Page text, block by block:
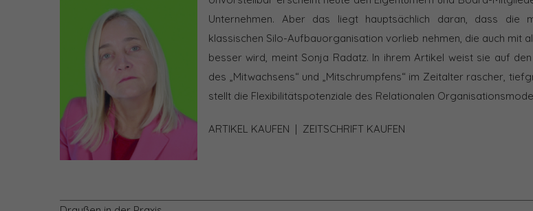
Unternehmen. Aber das liegt hauptsächlich daran, dass die
klassischen Silo-Aufbauorganisation vorlieb nehmen, die auch mit
besser wird, meint Sonja Radatz. In ihrem Artikel weist sie auf
des „Mitwachsens“ und „Mitschrumpfens“ im Zeitalter rascher,
stellt die Flexibilitätspotenziale des Relationalen
ARTIKEL KAUFEN ZEITSCHRIFT KAUFEN